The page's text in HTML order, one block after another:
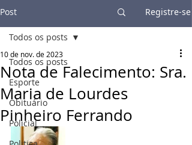
Post Registre-se
Todos os posts
Esporte
Obituário
Policial
Todos os posts
Nota de Falecimento: Sra.
Maria de Lourdes
Pinheiro Ferrando
10 de nov. de 2023